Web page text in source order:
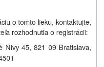
o tomto lieku, kontaktujte,
rozhodnutia o registrácii:
Nivy 45, 821 09 Bratislava,